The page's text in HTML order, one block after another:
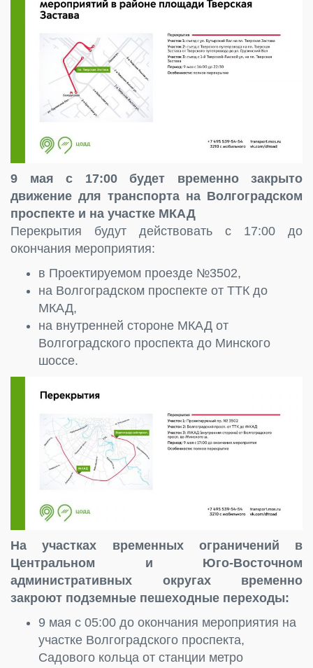
9 мая с 17:00 будет временно закрыто
движение для транспорта на Волгоградском
проспекте и на участке МКАД
Перекрытия будут действовать с 17:00 до
окончания мероприятия:
в Проектируемом проезде №3502,
на Волгоградском проспекте от ТТК до
МКАД,
на внутренней стороне МКАД от
Волгоградского проспекта до Минского
шоссе.
На участках временных ограничений в
Центральном и Юго-Восточном
административных округах временно
закроют подземные пешеходные переходы:
9 мая с 05:00 до окончания мероприятия на
участке Волгоградского проспекта,
Садового кольца от станции метро